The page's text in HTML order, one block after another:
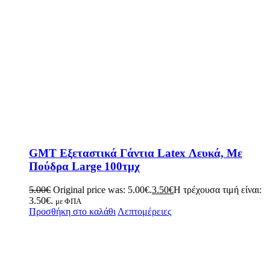
GMT Εξεταστικά Γάντια Latex Λευκά, Με
Πούδρα Large 100τμχ
5.00€ Original price was: 5.00€.3.50€Η τρέχουσα τιμή είναι:
3.50€. με ΦΠΑ
Προσθήκη στο καλάθι Λεπτομέρειες